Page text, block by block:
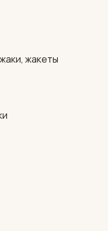
жакеты